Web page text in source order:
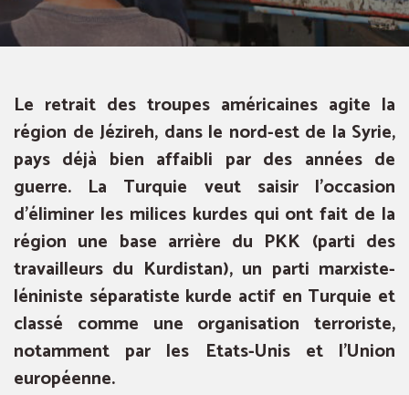
Le retrait des troupes américaines agite la
région de Jézireh, dans le nord-est de la Syrie,
pays déjà bien affaibli par des années de
guerre. La Turquie veut saisir l’occasion
d’éliminer les milices kurdes qui ont fait de la
région une base arrière du PKK (parti des
travailleurs du Kurdistan), un parti marxiste-
léniniste séparatiste kurde actif en Turquie et
classé comme une organisation terroriste,
notamment par les Etats-Unis et l’Union
européenne.